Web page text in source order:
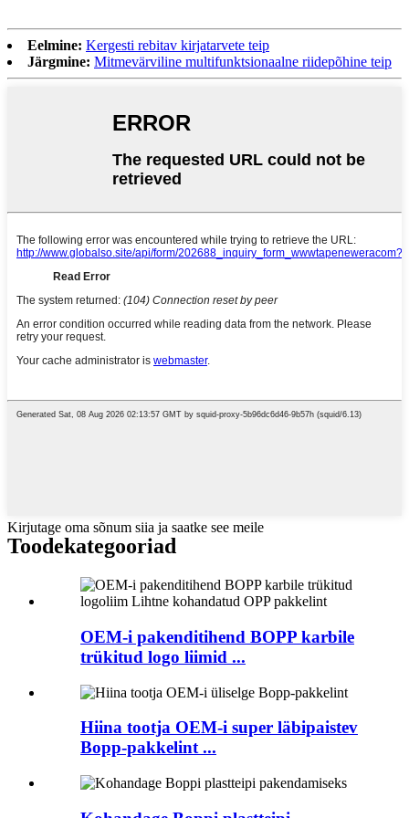
Eelmine: Kergesti rebitav kirjatarvete teip
Järgmine: Mitmevärviline multifunktsionaalne riidepõhine teip
Kirjutage oma sõnum siia ja saatke see meile
Toodekategooriad
OEM-i pakenditihend BOPP karbile
trükitud logo liimid ...
Hiina tootja OEM-i super läbipaistev
Bopp-pakkelint ...